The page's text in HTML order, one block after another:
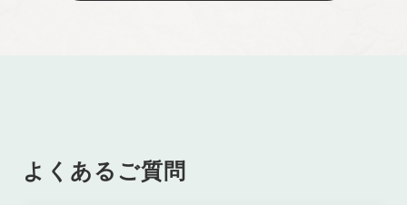
求める人物像
よくあるご質問